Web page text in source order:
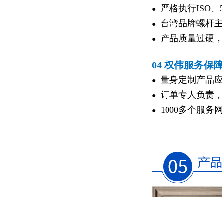
● 严格执行ISO
● 台湾品牌螺杆
● 产品质量过硬
04 权伟服务保
● 量身定制产品
● 订单专人负责
● 1000多个服务